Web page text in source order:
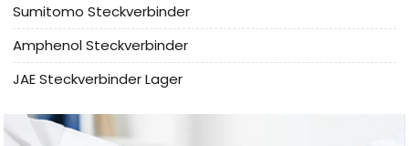
Sumitomo Steckverbinder
Amphenol Steckverbinder
JAE Steckverbinder Lager